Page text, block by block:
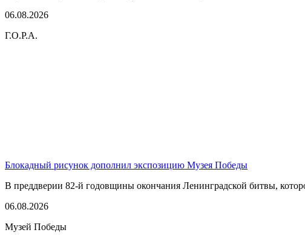
06.08.2026
Г.О.Р.А.
Блокадный рисунок дополнил экспозицию Музея Победы
В преддверии 82-й годовщины окончания Ленинградской битвы,
06.08.2026
Музей Победы